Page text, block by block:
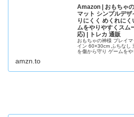
Amazon | おもちゃ
マット シンプルデ
りにくく めくれに
ムをやりやすくスム
応) | トレカ 通販
おもちゃの神様 プレイ
イン 60×30cm ふちなし
を傷から守り ゲームを
amzn.to